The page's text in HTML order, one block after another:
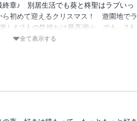
終章♪ 別居生活でも葵と柊聖はラブいっ
初めて迎えるクリスマス！ 遊園地でラ
しむ2人の気持ちは最高潮☆ でも、2人
めに、柊聖はある決断をして…?? 大人
全て表示する